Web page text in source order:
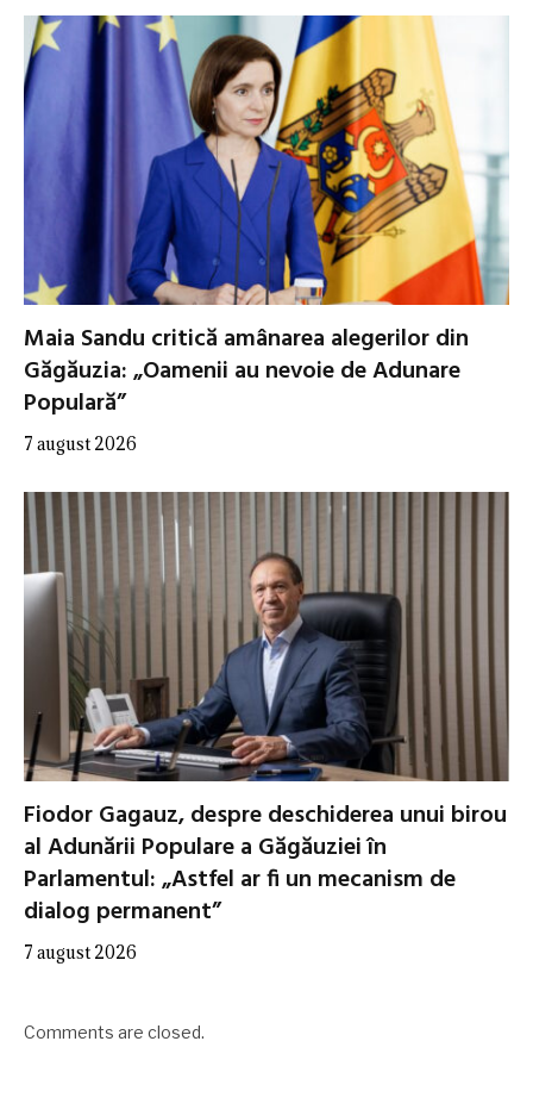
Maia Sandu critică amânarea alegerilor din
Găgăuzia: „Oamenii au nevoie de Adunare
Populară”
7 august 2026
Fiodor Gagauz, despre deschiderea unui birou
al Adunării Populare a Găgăuziei în
Parlamentul: „Astfel ar fi un mecanism de
dialog permanent”
7 august 2026
Comments are closed.